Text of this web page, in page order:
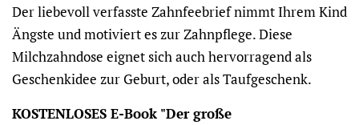
Der liebevoll verfasste Zahnfeebrief nimmt Ihrem Kind
Ängste und motiviert es zur Zahnpflege. Diese
Milchzahndose eignet sich auch hervorragend als
Geschenkidee zur Geburt, oder als Taufgeschenk.
KOSTENLOSES E-Book "Der große